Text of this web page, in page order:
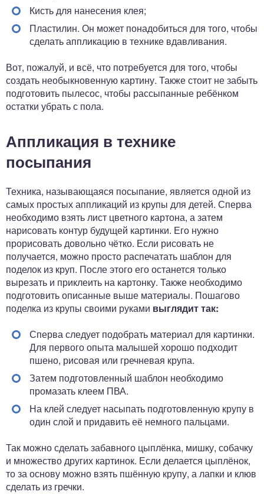
Кисть для нанесения клея;
Пластилин. Он может понадобиться для того, чтобы
сделать аппликацию в технике вдавливания.
Вот, пожалуй, и всё, что потребуется для того, чтобы
создать необыкновенную картину. Также стоит не забыть
подготовить пылесос, чтобы рассыпанные ребёнком
остатки убрать с пола.
Аппликация в технике
посыпания
Техника, называющаяся посыпание, является одной из
самых простых аппликаций из крупы для детей. Сперва
необходимо взять лист цветного картона, а затем
нарисовать контур будущей картинки. Его нужно
прорисовать довольно чётко. Если рисовать не
получается, можно просто распечатать шаблон для
поделок из круп. После этого его останется только
вырезать и приклеить на картонку. Также необходимо
подготовить описанные выше материалы. Пошагово
поделка из крупы своими руками выглядит так:
Сперва следует подобрать материал для картинки.
Для первого опыта малышей хорошо подходит
пшено, рисовая или гречневая крупа.
Затем подготовленный шаблон необходимо
промазать клеем ПВА.
На клей следует насыпать подготовленную крупу в
один слой и придавить её немного пальцами.
Так можно сделать забавного цыплёнка, мишку, собачку
и множество других картинок. Если делается цыплёнок,
то за основу можно взять пшённую крупу, а лапки и клюв
сделать из гречки.